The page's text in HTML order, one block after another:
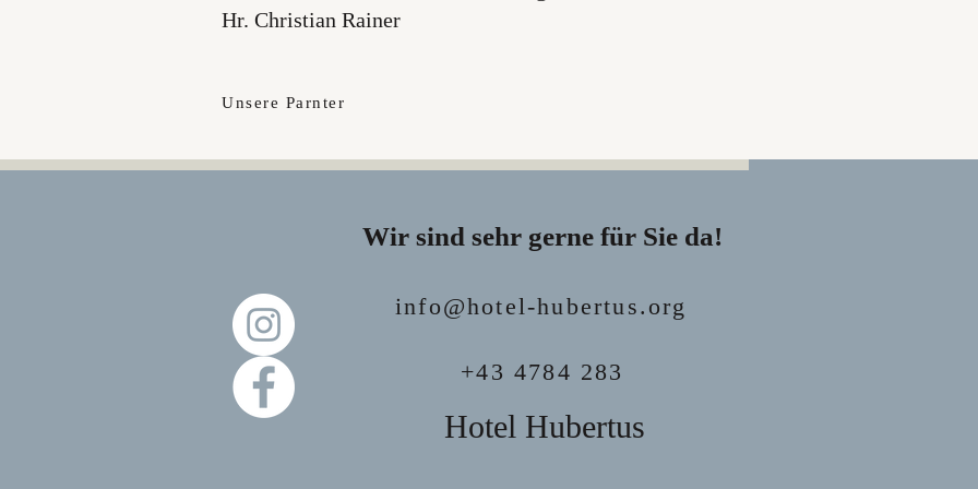
2 Tagen die Woche Wir bieten Ihnen: · Langfristige Zusammenarbeit in einem Saisonbetrieb ·
Teildienst (verlässlicher Dienstplan schon im Voraus) · Freie Verpflegung (Frühstück, Mittag-
Hr. Christian Rainer
Unsere Parnter
Wir sind sehr gerne für Sie da!
info@hotel-hubertus.org
+43 4784 283
Hotel Hubertus